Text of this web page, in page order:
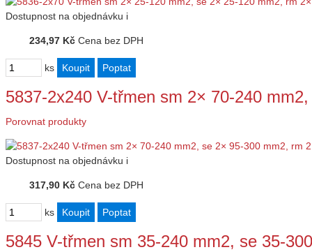
Dostupnost na objednávku i
234,97 Kč Cena bez DPH
ks
5837-2x240 V-třmen sm 2× 70-240
Porovnat produkty
Dostupnost na objednávku i
317,90 Kč Cena bez DPH
ks
5845 V-třmen sm 35-240 mm2, se 35-